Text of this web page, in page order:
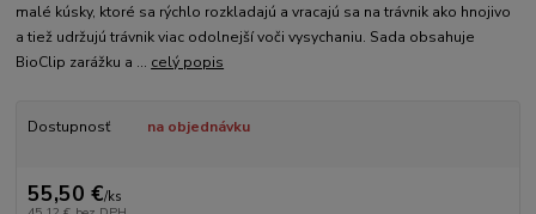
malé kúsky, ktoré sa rýchlo rozkladajú a vracajú sa na trávnik ako hnojivo
a tiež udržujú trávnik viac odolnejší voči vysychaniu. Sada obsahuje
BioClip zarážku a ... celý popis
Dostupnosť na objednávku
55,50 €/ks